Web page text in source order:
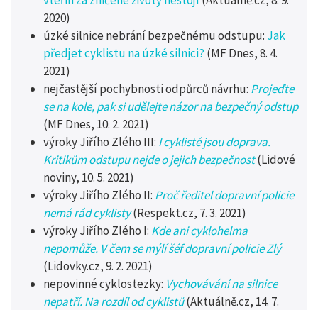
2020)
úzké silnice nebrání bezpečnému odstupu: Jak
předjet cyklistu na úzké silnici? (MF Dnes, 8. 4.
2021)
nejčastější pochybnosti odpůrců návrhu: Projeďte
se na kole, pak si udělejte názor na bezpečný odstup
(MF Dnes, 10. 2. 2021)
výroky Jiřího Zlého III: I cyklisté jsou doprava.
Kritikům odstupu nejde o jejich bezpečnost(Lidové
noviny, 10. 5. 2021)
výroky Jiřího Zlého II: Proč ředitel dopravní policie
nemá rád cyklisty(Respekt.cz, 7. 3. 2021)
výroky Jiřího Zlého I: Kde ani cyklohelma
nepomůže. V čem se mýlí šéf dopravní policie Zlý
(Lidovky.cz, 9. 2. 2021)
nepovinné cyklostezky: Vychovávání na silnice
nepatří. Na rozdíl od cyklistů(Aktuálně.cz, 14. 7.